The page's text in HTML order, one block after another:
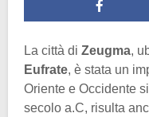
La città di Zeugma,
Eufrate, è stata un
Oriente e Occidente
secolo a.C, risulta